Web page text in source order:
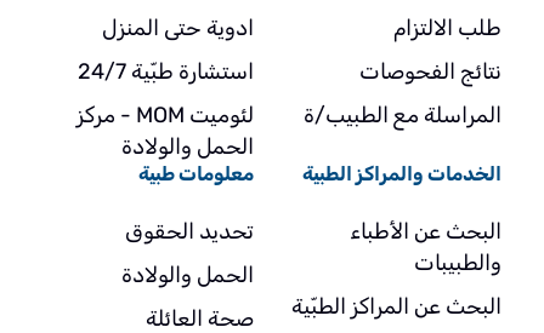
طلب الالتزام
نتائج الفحوصات
المراسلة مع الطبيب/ة
ادوية حتى المنزل
استشارة طبّية 24/7
لئوميت MOM - مركز
الحمل والولادة
الخدمات والمراكز الطبية
البحث عن الأطباء
والطبيبات
البحث عن المراكز الطبّية
معلومات طبية
تحديد الحقوق
الحمل والولادة
صحة العائلة